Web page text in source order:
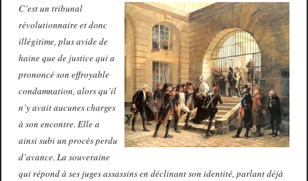
C’est un tribunal
révolutionnaire et donc
illégitime, plus avide de
haine que de justice qui a
prononcé son effroyable
condamnation, alors qu’il
n’y avait aucunes charges
à son encontre. Elle a
ainsi subi un procès perdu
d’avance. La souveraine
qui répond à ses juges assassins en déclinant son identité, parlant déjà